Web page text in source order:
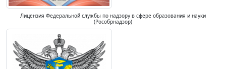
Лицензия Федеральной службы по надзору в сфере образования и науки
(Рособрнадзор)